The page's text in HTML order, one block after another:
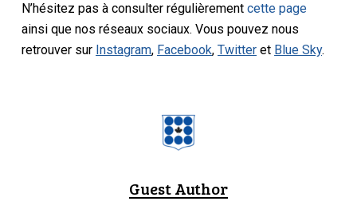
N’hésitez pas à consulter régulièrementcette page
ainsi que nos réseaux sociaux. Vous pouvez nous
retrouver sur Instagram, Facebook,Twitter et Blue Sky.
Guest Author